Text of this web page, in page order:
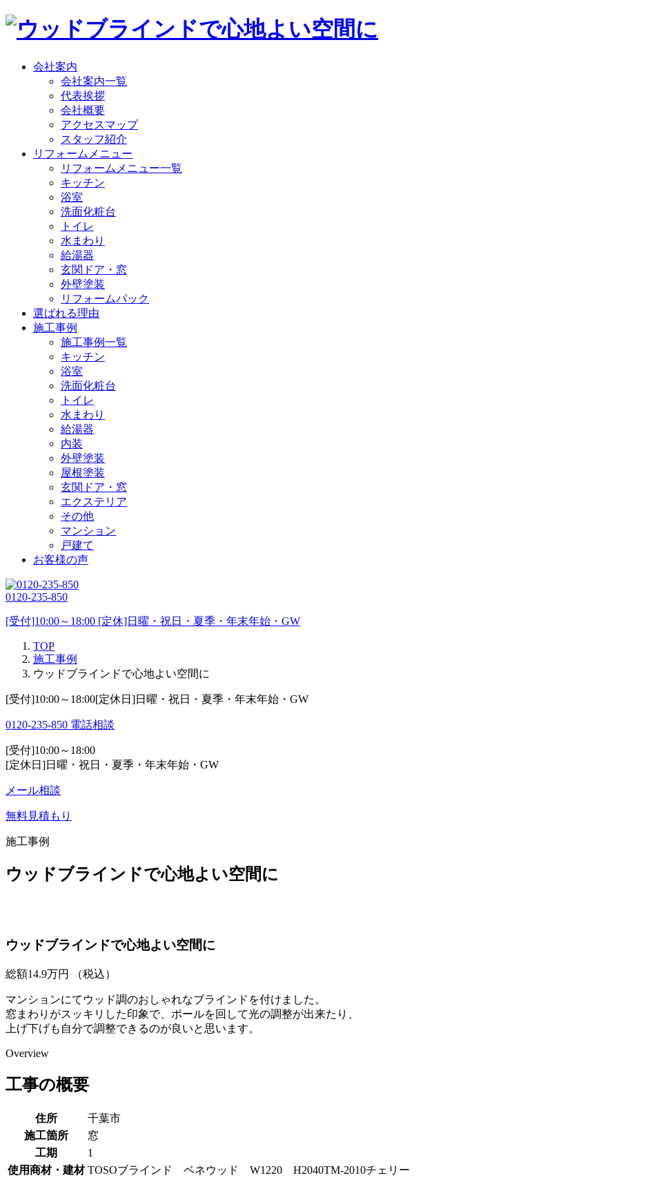
会社案内
会社案内一覧
代表挨拶
会社概要
アクセスマップ
スタッフ紹介
リフォームメニュー
リフォームメニュー一覧
キッチン
浴室
洗面化粧台
トイレ
水まわり
給湯器
玄関ドア・窓
外壁塗装
リフォームパック
選ばれる理由
施工事例
施工事例一覧
キッチン
浴室
洗面化粧台
トイレ
水まわり
給湯器
内装
外壁塗装
屋根塗装
玄関ドア・窓
エクステリア
その他
マンション
戸建て
お客様の声
0120-235-850
[受付]10:00～18:00 [定休]日曜・祝日・夏季・年末年始・GW
TOP
施工事例
ウッドブラインドで心地よい空間に
[受付]10:00～18:00[定休日]日曜・祝日・夏季・年末年始・GW
0120-235-850 電話相談
[受付]10:00～18:00
[定休日]日曜・祝日・夏季・年末年始・GW
メール相談
無料見積もり
施工事例
ウッドブラインドで心地よい空間に
ウッドブラインドで心地よい空間に
総額14.9万円 （税込）
マンションにてウッド調のおしゃれなブラインドを付けました。
窓まわりがスッキリした印象で、ポールを回して光の調整が出来たり、
上げ下げも自分で調整できるのが良いと思います。
Overview
工事の概要
住所
千葉市
施工箇所
窓
工期
1
使用商材・建材 TOSOブラインド ベネウッド W1220 H2040TM-2010チェリー